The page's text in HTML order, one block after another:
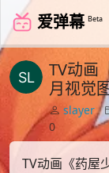
爱弹幕 Beta
TV动画
月视觉
slayer
0
TV动画《药屋